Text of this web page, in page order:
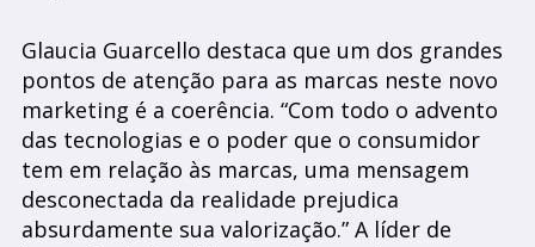
Glaucia Guarcello destaca que um dos grandes
pontos de atenção para as marcas neste novo
marketing é a coerência. “Com todo o advento
das tecnologias e o poder que o consumidor
tem em relação às marcas, uma mensagem
desconectada da realidade prejudica
absurdamente sua valorização.” A líder de